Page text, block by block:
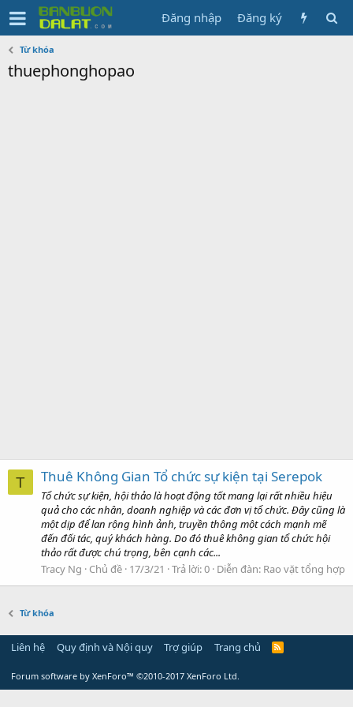
Đăng nhập Đăng ký
Từ khóa
thuephonghopao
T Thuê Không Gian Tổ chức sự kiện tại Serepok
Tổ chức sự kiện, hội thảo là hoạt động tốt mang lại rất nhiều hiệu
quả cho các nhân, doanh nghiệp và các đơn vị tổ chức. Đây cũng là
một dịp để lan rộng hình ảnh, truyền thông một cách mạnh mẽ
đến đối tác, quý khách hàng. Do đó thuê không gian tổ chức hội
thảo rất được chú trọng, bên cạnh các...
Tracy Ng
Chủ đề 17/3/21 Trả lời: 0 Diễn đàn: Rao vặt tổng hợp
Từ khóa
Liên hệ Quy định và Nội quy Trợ giúp Trang chủ
Forum software by XenForo™ ©2010-2017 XenForo Ltd.